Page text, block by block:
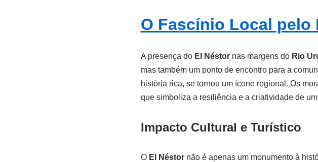
O Fascínio Local pelo
A presença do El Néstornas margens do Rio
mas também um ponto de encontro para a
história rica, se tornou um ícone regional. Os
que simboliza a resiliência e a criatividade de
Impacto Cultural e Turístico
O El Néstornão é apenas um monumento à